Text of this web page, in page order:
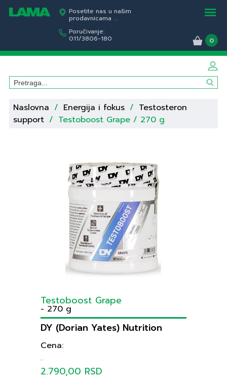
Posetite nas u našim
prodavnicama ...
Poručivanje:
011/3806-180 0
Naslovna / Energija i fokus / Testosteron
support / Testoboost Grape / 270 g
Testoboost Grape
- 270 g
DY (Dorian Yates) Nutrition
Cena:
2.790,00 RSD